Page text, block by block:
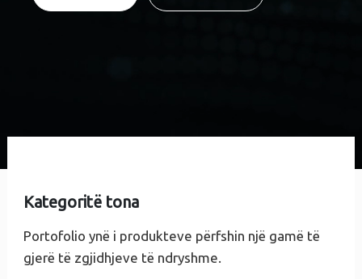
Kategoritë tona
Portofolio ynë i produkteve përfshin një gamë të
gjerë të zgjidhjeve të ndryshme.